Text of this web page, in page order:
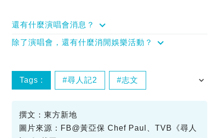
還有什麼演唱會消息？
除了演唱會，還有什麼消閒娛樂活動？
Tags : 尋人記2 志文
撰文：東方新地
圖片來源：FB@黃亞保 Chef Paul、TVB《尋人